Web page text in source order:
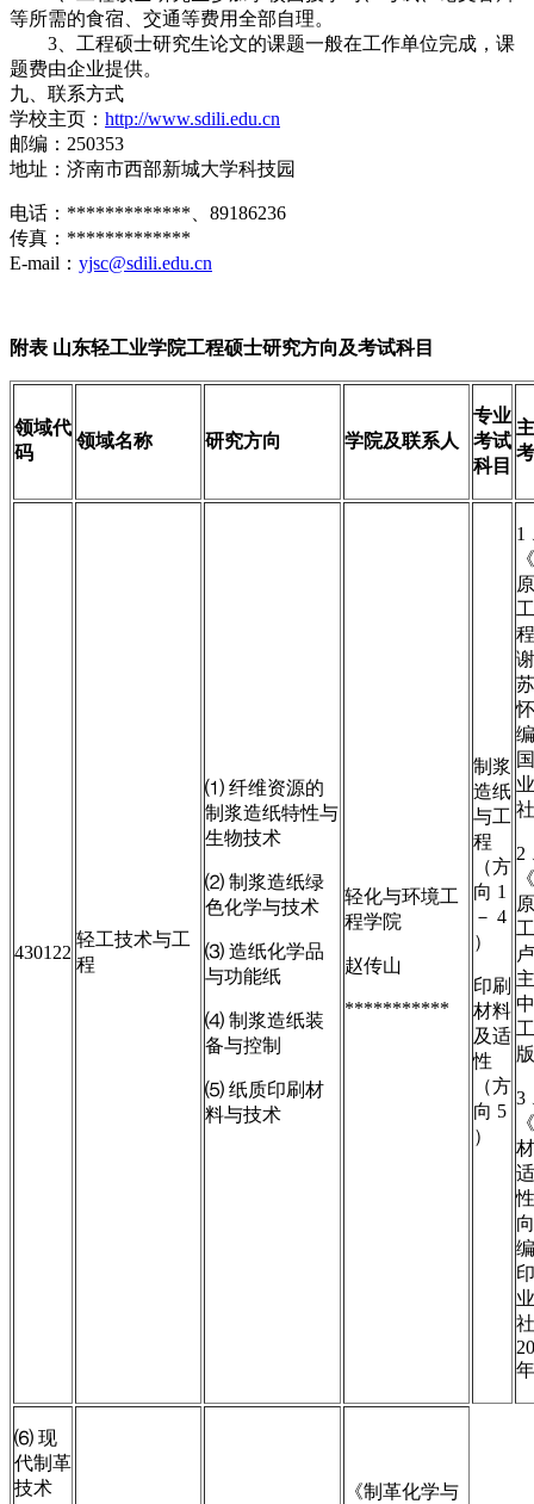
等所需的食宿、交通等费用全部自理。
3、工程硕士研究生论文的课题一般在工作单位完成，课
题费由企业提供。
九、联系方式
学校主页： http://www.sdili.edu.cn
邮编：250353
地址：济南市西部新城大学科技园
电话：*************、89186236
传真：*************
E-mail： yjsc@sdili.edu.cn
附表 山东轻工业学院工程硕士研究方向及考试科目
领域代
码
领域名称 研究方向 学院及联系人
专业
考试
科目
430122
轻工技术与工
程
⑴ 纤维资源的
制浆造纸特性与
生物技术
⑵ 制浆造纸绿
色化学与技术
⑶ 造纸化学品
与功能纸
⑷ 制浆造纸装
备与控制
⑸ 纸质印刷材
料与技术
轻化与环境工
程学院
赵传山
***********
制浆
造纸
与工
程
（方
向 1
－ 4
）
印刷
材料
及适
性
（方
向 5
）
1
工
社
2
3
适
⑹ 现
代制革
技术
《制革化学与